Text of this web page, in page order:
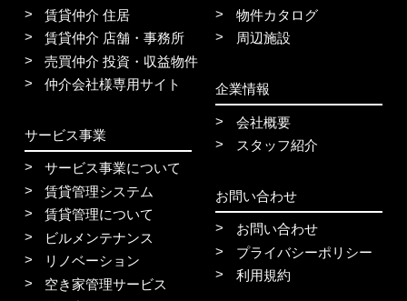
賃貸仲介 住居
賃貸仲介 店舗・事務所
売買仲介 投資・収益物件
仲介会社様専用サイト
サービス事業
サービス事業について
賃貸管理システム
賃貸管理について
ビルメンテナンス
リノベーション
空き家管理サービス
物件カタログ
周辺施設
企業情報
会社概要
スタッフ紹介
お問い合わせ
お問い合わせ
プライバシーポリシー
利用規約